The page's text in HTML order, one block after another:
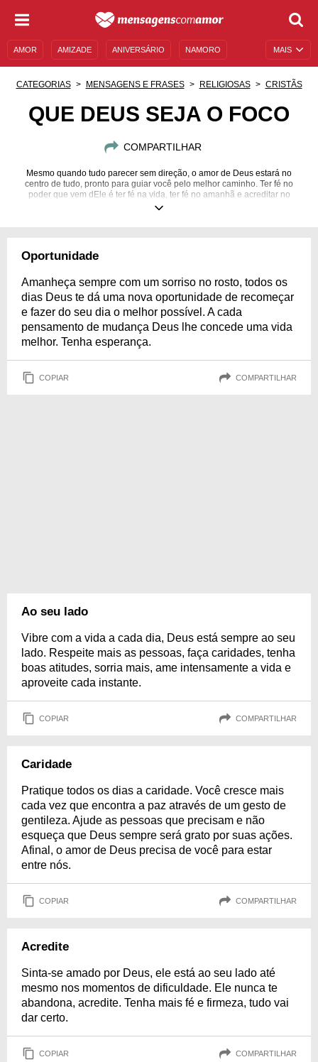
MAIS
AMOR AMIZADE ANIVERSÁRIO NAMORO
CATEGORIAS MENSAGENS E FRASES RELIGIOSAS CRISTÃS
QUE DEUS SEJA O FOCO
COMPARTILHAR
Mesmo quando tudo parecer sem direção, o amor de Deus estará no
centro de tudo, pronto para guiar você pelo melhor caminho. Ter fé no
poder que vem dEle é ter fé na vida, ter fé no amanhã e acreditar no
melhor de cada coisa. Caminhe seguindo a luz divina e jamais se
Oportunidade
Amanheça sempre com um sorriso no rosto, todos os
dias Deus te dá uma nova oportunidade de recomeçar
e fazer do seu dia o melhor possível. A cada
pensamento de mudança Deus lhe concede uma vida
melhor. Tenha esperança.
COPIAR COMPARTILHAR
Ao seu lado
Vibre com a vida a cada dia, Deus está sempre ao seu
lado. Respeite mais as pessoas, faça caridades, tenha
boas atitudes, sorria mais, ame intensamente a vida e
aproveite cada instante.
COPIAR COMPARTILHAR
Caridade
Pratique todos os dias a caridade. Você cresce mais
cada vez que encontra a paz através de um gesto de
gentileza. Ajude as pessoas que precisam e não
esqueça que Deus sempre será grato por suas ações.
Afinal, o amor de Deus precisa de você para estar
entre nós.
COPIAR COMPARTILHAR
Acredite
Sinta-se amado por Deus, ele está ao seu lado até
mesmo nos momentos de dificuldade. Ele nunca te
abandona, acredite. Tenha mais fé e firmeza, tudo vai
dar certo.
COPIAR COMPARTILHAR